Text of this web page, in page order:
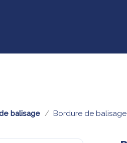
balisage Bordure de